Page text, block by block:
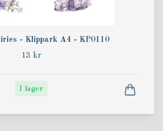
- Klippark A4 - KP0110
13 kr
I lager